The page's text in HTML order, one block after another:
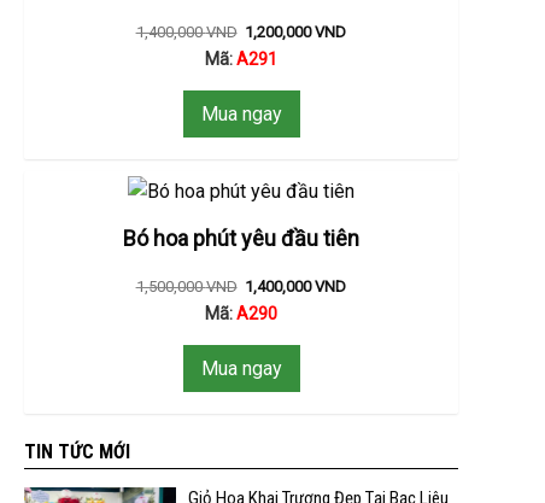
1,400,000VND 1,200,000VND
Mã:A291
Mua ngay
Bó hoa phút yêu đầu tiên
1,500,000VND 1,400,000VND
Mã:A290
Mua ngay
TIN TỨC MỚI
Giỏ Hoa Khai Trương Đẹp Tại Bạc Liêu